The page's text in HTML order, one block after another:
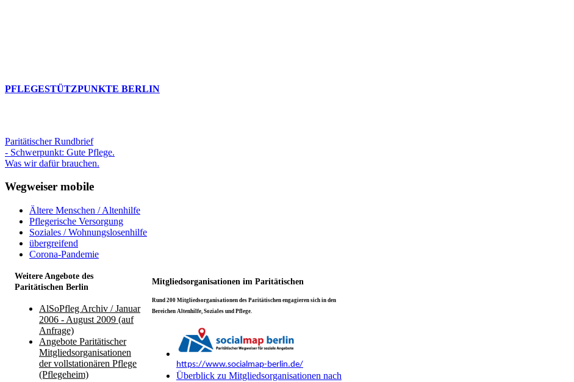
PFLEGESTÜTZPUNKTE BERLIN
Paritätischer Rundbrief
- Schwerpunkt: Gute Pflege.
Was wir dafür brauchen.
Wegweiser mobile
Ältere Menschen / Altenhilfe
Pflegerische Versorgung
Soziales / Wohnungslosenhilfe
übergreifend
Corona-Pandemie
Weitere Angebote des
Paritätischen Berlin
Mitgliedsorganisationen im Paritätischen
AlSoPfleg Archiv / Januar
2006 - August 2009 (auf
Anfrage)
Angebote Paritätischer
Mitgliedsorganisationen
der vollstationären Pflege
(Pflegeheim)
Rund 200 Mitgliedsorganisationen des Paritätischen engagieren sich in den
Bereichen Altenhilfe, Soziales und Pflege.
https://www.socialmap-berlin.de/
Überblick zu Mitgliedsorganisationen nach